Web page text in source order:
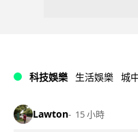
科技娛樂 生活娛樂 城
Lawton 15 小時